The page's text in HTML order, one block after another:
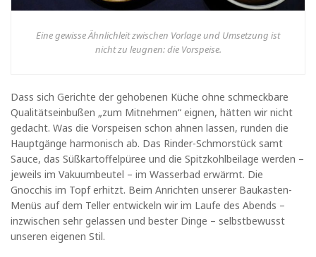
Eine gewisse Ähnlichleit zwischen Vorlage und Umsetzung ist
nicht zu leugnen: die Vorspeise.
Dass sich Gerichte der gehobenen Küche ohne schmeckbare
Qualitätseinbußen „zum Mitnehmen“ eignen, hätten wir nicht
gedacht. Was die Vorspeisen schon ahnen lassen, runden die
Hauptgänge harmonisch ab. Das Rinder-Schmorstück samt
Sauce, das Süßkartoffelpüree und die Spitzkohlbeilage werden –
jeweils im Vakuumbeutel – im Wasserbad erwärmt. Die
Gnocchis im Topf erhitzt. Beim Anrichten unserer Baukasten-
Menüs auf dem Teller entwickeln wir im Laufe des Abends –
inzwischen sehr gelassen und bester Dinge – selbstbewusst
unseren eigenen Stil.